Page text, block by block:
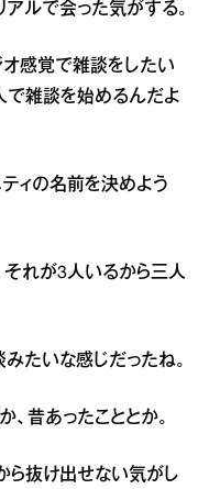
ルで会った気がする。
オ感覚で雑談をしたい
で雑談を始めるんだよ
ティの名前を決めよう
それが3人いるから三人
たいな感じだったね。
、昔あったこととか。
ら抜け出せない気がし